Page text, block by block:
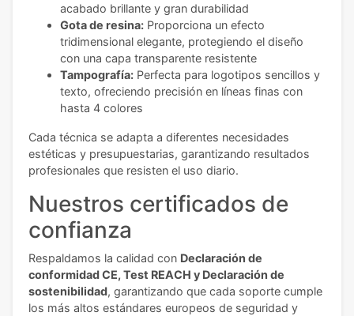
acabado brillante y gran durabilidad
Gota de resina: Proporciona un efecto
tridimensional elegante, protegiendo el diseño
con una capa transparente resistente
Tampografía: Perfecta para logotipos sencillos y
texto, ofreciendo precisión en líneas finas con
hasta 4 colores
Cada técnica se adapta a diferentes necesidades
estéticas y presupuestarias, garantizando resultados
profesionales que resisten el uso diario.
Nuestros certificados de
confianza
Respaldamos la calidad con Declaración de
conformidad CE, Test REACH y Declaración de
sostenibilidad, garantizando que cada soporte cumple
los más altos estándares europeos de seguridad y